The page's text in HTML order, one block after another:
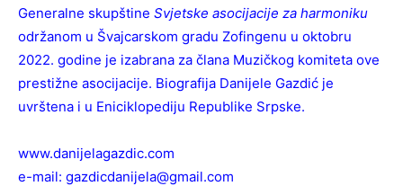
Generalne skupštine Svjetske asocijacije za harmoniku
održanom u Švajcarskom gradu Zofingenu u oktobru
2022. godine je izabrana za člana Muzičkog komiteta ove
prestižne asocijacije. Biografija Danijele Gazdić je
uvrštena i u Eniciklopediju Republike Srpske.
www.danijelagazdic.com
e-mail: gazdicdanijela@gmail.com